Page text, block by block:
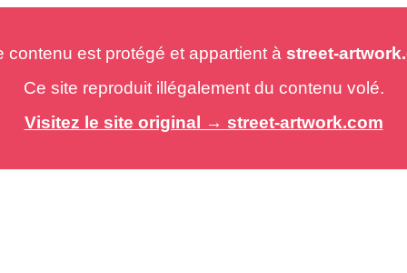
est protégé et appartient à street-
Ce site reproduit illégalement du contenu volé.
Visitez le site original → street-artwork.com